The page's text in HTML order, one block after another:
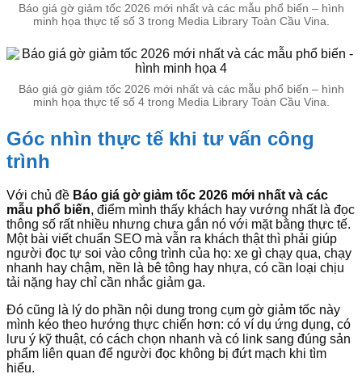
Báo giá gờ giảm tốc 2026 mới nhất và các mẫu phổ biến – hình
minh họa thực tế số 3 trong Media Library Toàn Cầu Vina.
Báo giá gờ giảm tốc 2026 mới nhất và các mẫu phổ biến – hình
minh họa thực tế số 4 trong Media Library Toàn Cầu Vina.
Góc nhìn thực tế khi tư vấn công
trình
Với chủ đề Báo giá gờ giảm tốc 2026 mới nhất và các
mẫu phổ biến, điểm mình thấy khách hay vướng nhất là đọc
thông số rất nhiều nhưng chưa gắn nó với mặt bằng thực tế.
Một bài viết chuẩn SEO mà vẫn ra khách thật thì phải giúp
người đọc tự soi vào công trình của họ: xe gì chạy qua, chạy
nhanh hay chậm, nền là bê tông hay nhựa, có cần loại chịu
tải nặng hay chỉ cần nhắc giảm ga.
Đó cũng là lý do phần nội dung trong cụm gờ giảm tốc này
mình kéo theo hướng thực chiến hơn: có ví dụ ứng dụng, có
lưu ý kỹ thuật, có cách chọn nhanh và có link sang đúng sản
phẩm liên quan để người đọc không bị đứt mạch khi tìm
hiểu.